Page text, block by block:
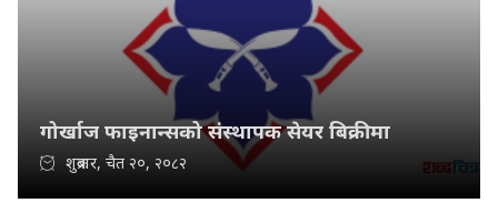
गोर्खाज फाइनान्सको संस्थापक सेयर बिक्रीमा
शुक्रबार, चैत २०, २०८२